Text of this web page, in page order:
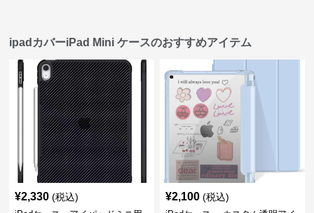
ipadカバーiPad Mini ケースのおすすめアイテム
¥2,330 (税込) ¥2,100 (税込)